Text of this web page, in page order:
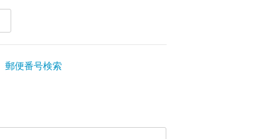
郵便番号検索